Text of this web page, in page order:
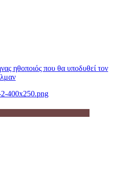
ηθοποιός που θα υποδυθεί τον